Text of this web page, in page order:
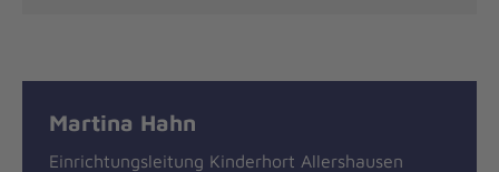
Martina Hahn
Einrichtungsleitung Kinderhort Allershausen